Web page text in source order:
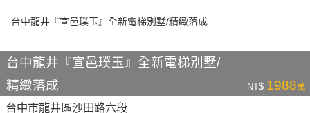
台中龍井『宣邑璞玉』全新電梯別墅/
精緻落成
NT$ 1988萬
台中市龍井區沙田路六段